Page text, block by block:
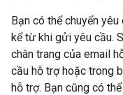
Bạn có thể chuyển
kể từ khi gửi yêu cầu.
chân trang của email
cầu hỗ trợ hoặc trong
hỗ trợ. Bạn cũng có